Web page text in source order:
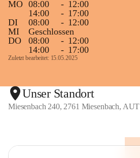
MO 08:00 - 12:00
14:00
- 17:00
DI
08:00 - 12:00
MI
Geschlossen
DO
08:00 - 12:00
14:00
- 17:00
Zuletzt bearbeitet: 15.05.2025
Unser Standort
Miesenbach 240, 2761 Miesenbach, AUT